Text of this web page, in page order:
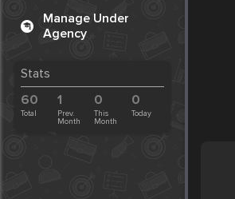
Manage Under
Agency
Stats
60
Total
1
Prev.
Month
0
This
Month
0
Today